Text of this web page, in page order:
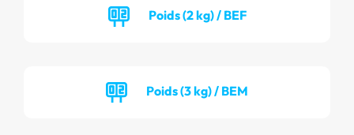
Poids (2 kg) / BEF
Poids (3 kg) / BEM